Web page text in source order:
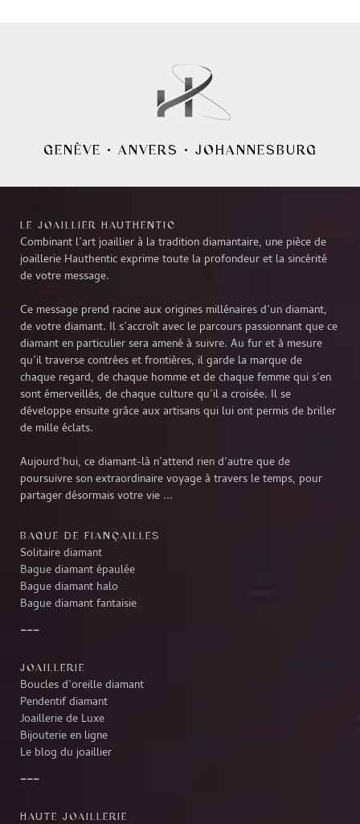
GENÈVE • ANVERS • JOHANNESBURG
LE JOAILLIER HAUTHENTIC
Combinant l’art joaillier à la tradition diamantaire, une pièce de
joaillerie Hauthentic exprime toute la profondeur et la sincérité
de votre message.
Ce message prend racine aux origines millénaires d’un diamant,
de votre diamant. Il s’accroît avec le parcours passionnant que ce
diamant en particulier sera amené à suivre. Au fur et à mesure
qu’il traverse contrées et frontières, il garde la marque de
chaque regard, de chaque homme et de chaque femme qui s’en
sont émerveillés, de chaque culture qu’il a croisée. Il se
développe ensuite grâce aux artisans qui lui ont permis de briller
de mille éclats.
Aujourd’hui, ce diamant-là n’attend rien d’autre que de
poursuivre son extraordinaire voyage à travers le temps, pour
partager désormais votre vie ...
BAGUE DE FIANÇAILLES
Solitaire diamant
Bague diamant épaulée
Bague diamant halo
Bague diamant fantaisie
JOAILLERIE
Boucles d’oreille diamant
Pendentif diamant
Joaillerie de Luxe
Bijouterie en ligne
Le blog du joaillier
HAUTE JOAILLERIE